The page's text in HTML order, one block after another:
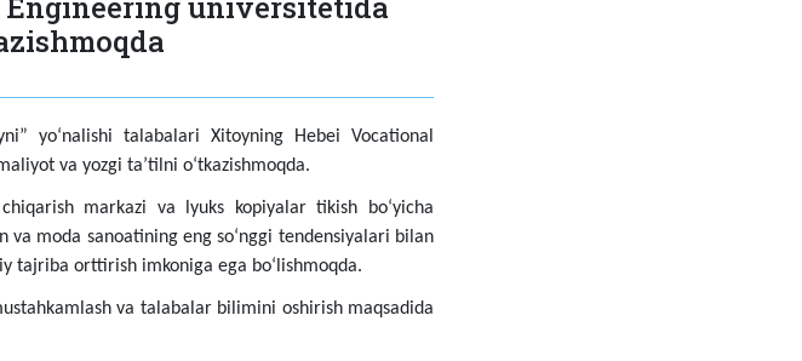
yoʻnalishi talabalari Xitoyning Hebei Vocational
va yozgi taʼtilni oʻtkazishmoqda.
markazi va lyuks kopiyalar tikish boʻyicha
moda sanoatining eng soʻnggi tendensiyalari bilan
tajriba orttirish imkoniga ega boʻlishmoqda.
va talabalar bilimini oshirish maqsadida